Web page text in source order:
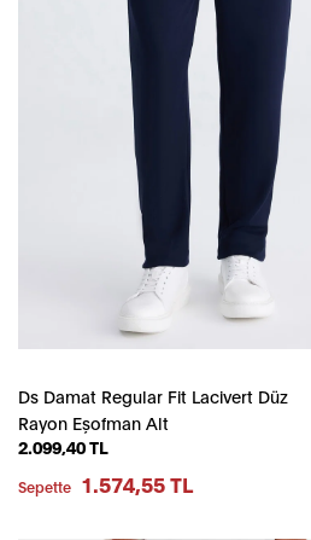
Ds Damat Regular Fit Lacivert Düz
Rayon Eşofman Alt
2.099,40 TL
Sepette 1.574,55 TL